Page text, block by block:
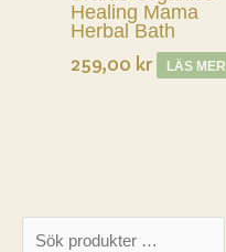
Healing Mama
Herbal Bath
259,00 kr LÄS MER